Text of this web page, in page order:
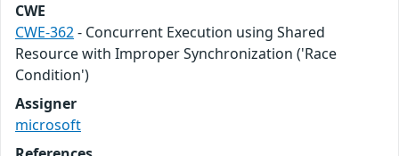
CWE
CWE-362- Concurrent Execution using Shared
Resource with Improper Synchronization ('Race
Condition')
Assigner
microsoft